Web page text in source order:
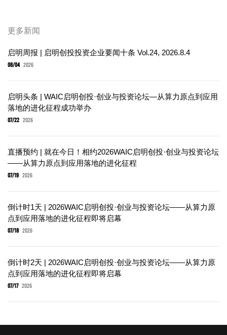
更多新闻
启明周报 | 启明创投投资企业要闻十条 Vol.24, 2026.8.4
08/04 2026
启明头条 | WAIC启明创投·创业与投资论坛—从算力原点到应用
落地的进化征程成功举办
07/22 2026
直播预约 | 就在今日！相约2026WAIC启明创投·创业与投资论坛
——从算力原点到应用落地的进化征程
07/19 2026
倒计时1天 | 2026WAIC启明创投·创业与投资论坛——从算力原
点到应用落地的进化征程即将启幕
07/18 2026
倒计时2天 | 2026WAIC启明创投·创业与投资论坛——从算力原
点到应用落地的进化征程即将启幕
07/17 2026